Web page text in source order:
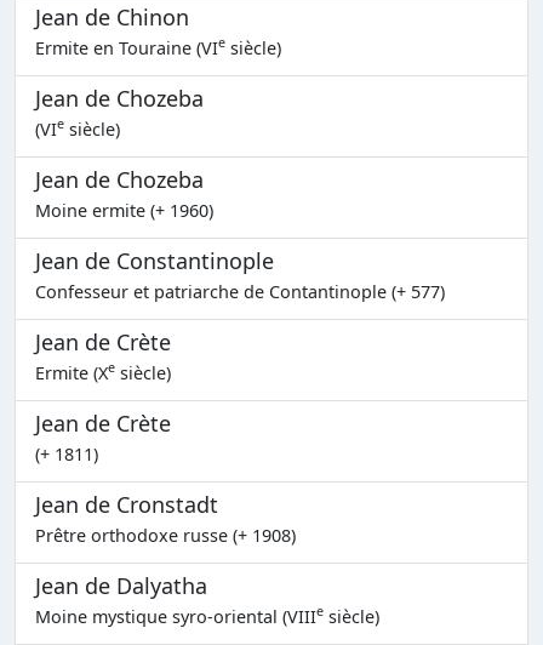
Jean de Chinon
Ermite en Touraine (VIe siècle)
Jean de Chozeba
(VIe siècle)
Jean de Chozeba
Moine ermite (+ 1960)
Jean de Constantinople
Confesseur et patriarche de Contantinople (+ 577)
Jean de Crète
Ermite (Xe siècle)
Jean de Crète
(+ 1811)
Jean de Cronstadt
Prêtre orthodoxe russe (+ 1908)
Jean de Dalyatha
Moine mystique syro-oriental (VIIIe siècle)